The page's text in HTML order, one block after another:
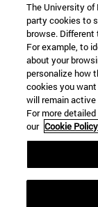
The University of
party cookies to
browse.
For example, to
about your
personalize how
cookies you
will remain
For more
our Cookie